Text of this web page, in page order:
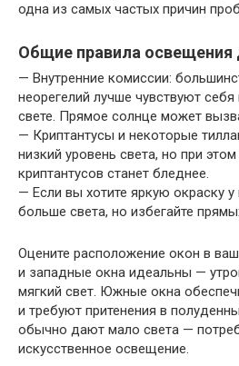
одна из самых частых причин
Общие правила освещения
— Внутренние комиссии:
неорегелий лучше чувствуют
свете. Прямое солнце может
— Криптантусы и некоторые
низкий уровень света, но при
криптантусов станет бледнее.
— Если вы хотите яркую окраску у
больше света, но избегайте
Оцените расположение окон в
и западные окна идеальны —
мягкий свет. Южные окна
и требуют притенения в
обычно дают мало света —
искусственное освещение.